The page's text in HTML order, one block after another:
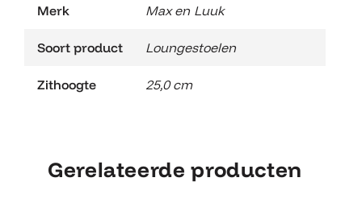
Merk Max en Luuk
Soort product Loungestoelen
Zithoogte 25,0 cm
Gerelateerde producten